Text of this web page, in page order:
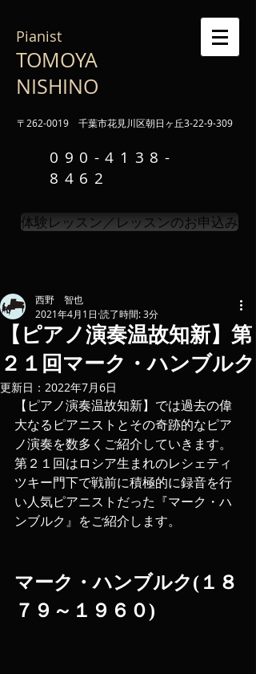
Pianist
TOMOYA
NISHINO
〒262-0019 千葉市花見川区朝日ヶ丘3-22-9-309
090-4138-
8462
体験レッスン／レッスンのお申込み
【ピアノ演奏温故知新】第
２１回マーク・ハンブルク
西野 智也
2021年4月1日 読了時間: 3分
更新日： 2022年7月6日
【ピアノ演奏温故知新】では過去の偉
大なるピアニストとその奇跡的なピア
ノ演奏を数多くご紹介していきます。
第２１回はロシア生まれのレシェティ
ツキー門下で戦前に積極的に録音を行
い人気ピアニストだった『マーク・ハ
ンブルク』をご紹介します。
マーク・ハンブルク(１８
７９～１９６０)